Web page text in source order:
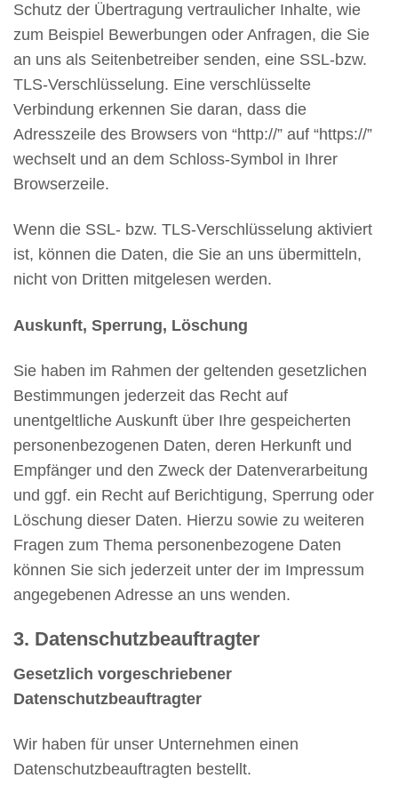
Schutz der Übertragung vertraulicher Inhalte, wie
zum Beispiel Bewerbungen oder Anfragen, die Sie
an uns als Seitenbetreiber senden, eine SSL-bzw.
TLS-Verschlüsselung. Eine verschlüsselte
Verbindung erkennen Sie daran, dass die
Adresszeile des Browsers von “http://” auf “https://”
wechselt und an dem Schloss-Symbol in Ihrer
Browserzeile.
Wenn die SSL- bzw. TLS-Verschlüsselung aktiviert
ist, können die Daten, die Sie an uns übermitteln,
nicht von Dritten mitgelesen werden.
Auskunft, Sperrung, Löschung
Sie haben im Rahmen der geltenden gesetzlichen
Bestimmungen jederzeit das Recht auf
unentgeltliche Auskunft über Ihre gespeicherten
personenbezogenen Daten, deren Herkunft und
Empfänger und den Zweck der Datenverarbeitung
und ggf. ein Recht auf Berichtigung, Sperrung oder
Löschung dieser Daten. Hierzu sowie zu weiteren
Fragen zum Thema personenbezogene Daten
können Sie sich jederzeit unter der im Impressum
angegebenen Adresse an uns wenden.
3. Datenschutzbeauftragter
Gesetzlich vorgeschriebener
Datenschutzbeauftragter
Wir haben für unser Unternehmen einen
Datenschutzbeauftragten bestellt.